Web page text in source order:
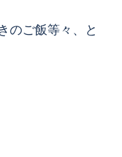
のご飯等々、と